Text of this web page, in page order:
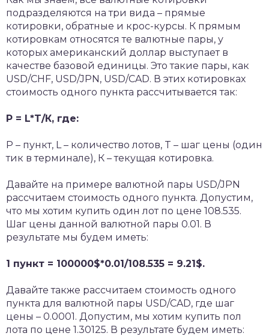
подразделяются на три вида – прямые
котировки, обратные и крос-курсы. К прямым
котировкам относятся те валютные пары, у
которых американский доллар выступает в
качестве базовой единицы. Это такие пары, как
USD/CHF, USD/JPN, USD/CAD. В этих котировках
стоимость одного пункта рассчитывается так:
P = L*T/К, где:
P – пункт, L – количество лотов, T – шаг цены (один
тик в терминале), К – текущая котировка.
Давайте на примере валютной пары USD/JPN
рассчитаем стоимость одного пункта. Допустим,
что мы хотим купить один лот по цене 108.535.
Шаг цены данной валютной пары 0.01. В
результате мы будем иметь:
1 пункт = 100000$*0.01/108.535 = 9.21$.
Давайте также рассчитаем стоимость одного
пункта для валютной пары USD/CAD, где шаг
цены – 0.0001. Допустим, мы хотим купить пол
лота по цене 1.30125. В результате будем иметь: